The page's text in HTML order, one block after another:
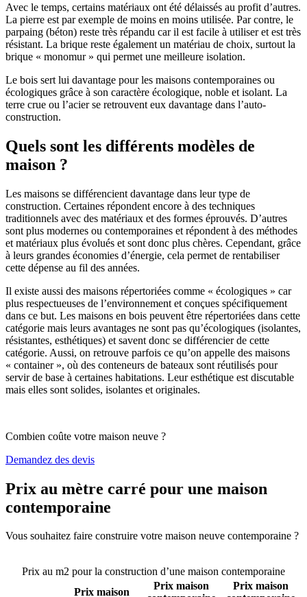
Avec le temps, certains matériaux ont été délaissés au profit d’autres.
La pierre est par exemple de moins en moins utilisée. Par contre, le
parpaing (béton) reste très répandu car il est facile à utiliser et est très
résistant. La brique reste également un matériau de choix, surtout la
brique « monomur » qui permet une meilleure isolation.
Le bois sert lui davantage pour les maisons contemporaines ou
écologiques grâce à son caractère écologique, noble et isolant. La
terre crue ou l’acier se retrouvent eux davantage dans l’auto-
construction.
Quels sont les différents modèles de
maison ?
Les maisons se différencient davantage dans leur type de
construction. Certaines répondent encore à des techniques
traditionnels avec des matériaux et des formes éprouvés. D’autres
sont plus modernes ou contemporaines et répondent à des méthodes
et matériaux plus évolués et sont donc plus chères. Cependant, grâce
à leurs grandes économies d’énergie, cela permet de rentabiliser
cette dépense au fil des années.
Il existe aussi des maisons répertoriées comme « écologiques » car
plus respectueuses de l’environnement et conçues spécifiquement
dans ce but. Les maisons en bois peuvent être répertoriées dans cette
catégorie mais leurs avantages ne sont pas qu’écologiques (isolantes,
résistantes, esthétiques) et savent donc se différencier de cette
catégorie. Aussi, on retrouve parfois ce qu’on appelle des maisons
« container », où des conteneurs de bateaux sont réutilisés pour
servir de base à certaines habitations. Leur esthétique est discutable
mais elles sont solides, isolantes et originales.
Combien coûte votre maison neuve ?
Demandez des devis
Prix au mètre carré pour une maison
contemporaine
Vous souhaitez faire construire votre maison neuve contemporaine ?
Prix au m2 pour la construction d’une maison contemporaine
Prix maison
Prix maison
Prix maison